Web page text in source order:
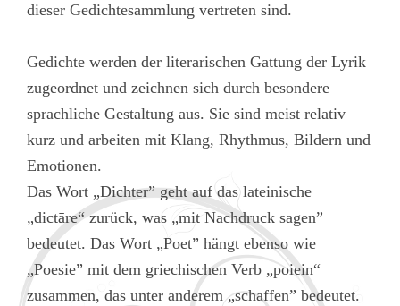
dieser Gedichtesammlung vertreten sind.
Gedichte werden der literarischen Gattung der Lyrik
zugeordnet und zeichnen sich durch besondere
sprachliche Gestaltung aus. Sie sind meist relativ
kurz und arbeiten mit Klang, Rhythmus, Bildern und
Emotionen.
Das Wort „Dichter” geht auf das lateinische
„dictāre“ zurück, was „mit Nachdruck sagen”
bedeutet. Das Wort „Poet” hängt ebenso wie
„Poesie” mit dem griechischen Verb „poiein“
zusammen, das unter anderem „schaffen” bedeutet.